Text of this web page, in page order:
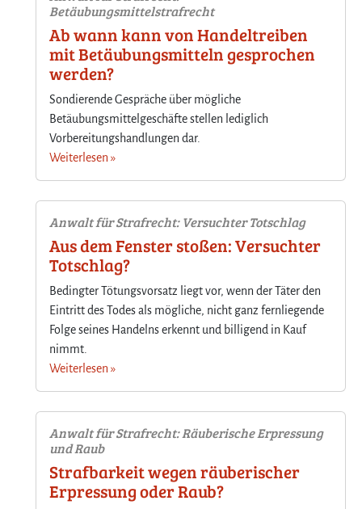
Betäubungsmittelstrafrecht
Ab wann kann von Handeltreiben
mit Betäubungsmitteln gesprochen
werden?
Sondierende Gespräche über mögliche
Betäubungsmittelgeschäfte stellen lediglich
Vorbereitungshandlungen dar.
Weiterlesen »
Anwalt für Strafrecht: Versuchter Totschlag
Aus dem Fenster stoßen: Versuchter
Totschlag?
Bedingter Tötungsvorsatz liegt vor, wenn der Täter den
Eintritt des Todes als mögliche, nicht ganz fernliegende
Folge seines Handelns erkennt und billigend in Kauf
nimmt.
Weiterlesen »
Anwalt für Strafrecht: Räuberische Erpressung
und Raub
Strafbarkeit wegen räuberischer
Erpressung oder Raub?